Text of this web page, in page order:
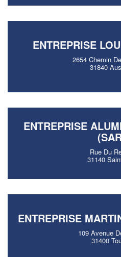
ENTREPRISE
2654 Chemin
31840
ENTREPRISE
Rue Du
31140
ENTREPRISE
109 Avenue
31400